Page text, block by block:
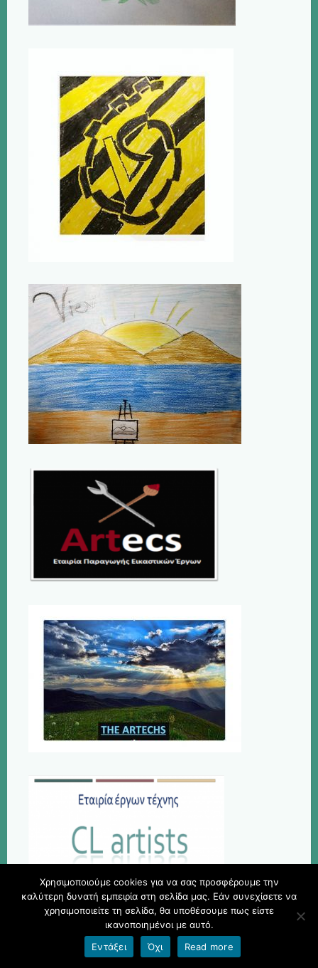
Χρησιμοποιούμε cookies για να σας προσφέρουμε την
καλύτερη δυνατή εμπειρία στη σελίδα μας. Εάν συνεχίσετε να
χρησιμοποιείτε τη σελίδα, θα υποθέσουμε πως είστε
ικανοποιημένοι με αυτό.
Εντάξει
Όχι Read more